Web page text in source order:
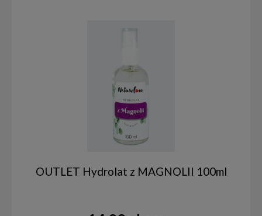
OUTLET Hydrolat z MAGNOLII 100ml